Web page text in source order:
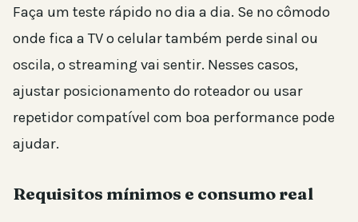
Faça um teste rápido no dia a dia. Se no cômodo
onde fica a TV o celular também perde sinal ou
oscila, o streaming vai sentir. Nesses casos,
ajustar posicionamento do roteador ou usar
repetidor compatível com boa performance pode
ajudar.
Requisitos mínimos e consumo real